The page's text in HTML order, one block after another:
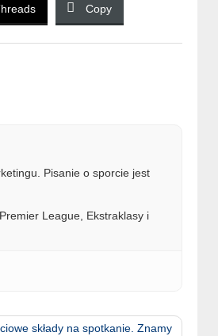
Copy
Pisanie o sporcie jest
League, Ekstraklasy i
składy na spotkanie. Znamy